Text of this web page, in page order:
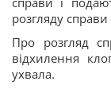
розгляду справи
Про розгляд
відхилення
ухвала.